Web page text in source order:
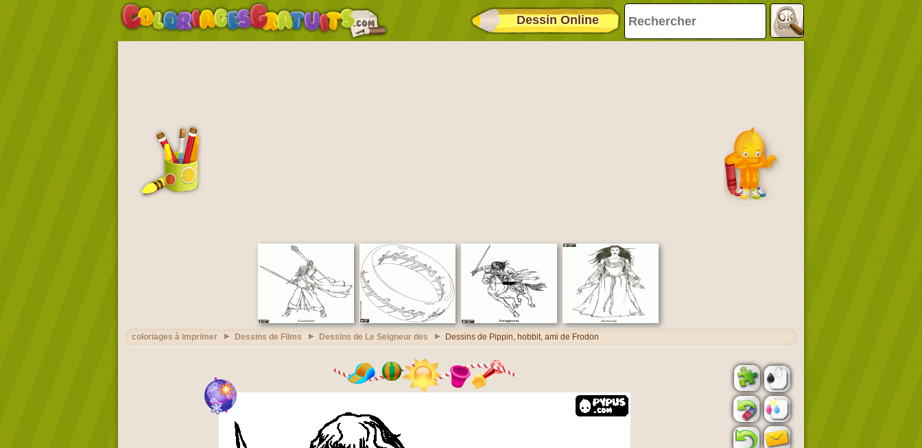
Dessin Online
coloriages à imprimer Dessins de Films Dessins de Le Seigneur des Dessins de Pippin, hobbit, ami de Frodon